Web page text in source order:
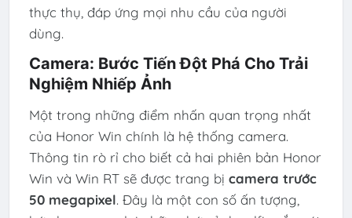
thực thụ, đáp ứng mọi nhu cầu của người
dùng.
Camera: Bước Tiến Đột Phá Cho Trải
Nghiệm Nhiếp Ảnh
Một trong những điểm nhấn quan trọng nhất
của Honor Win chính là hệ thống camera.
Thông tin rò rỉ cho biết cả hai phiên bản Honor
Win và Win RT sẽ được trang bị camera trước
50 megapixel. Đây là một con số ấn tượng,